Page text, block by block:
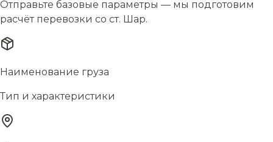
Отправьте базовые параметры — мы подготовим
расчёт перевозки со ст. Шар.
Наименование груза
Тип и характеристики